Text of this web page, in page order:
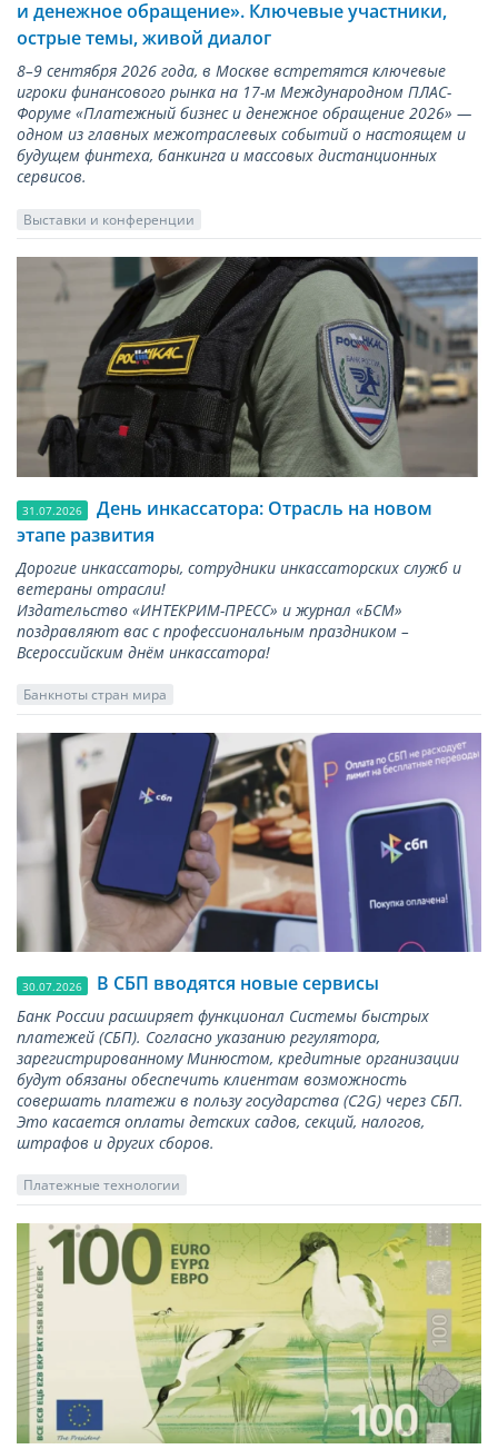
и денежное обращение». Ключевые участники,
острые темы, живой диалог
8–9 сентября 2026 года, в Москве встретятся ключевые
игроки финансового рынка на 17-м Международном ПЛАС-
Форуме «Платежный бизнес и денежное обращение 2026» —
одном из главных межотраслевых событий о настоящем и
будущем финтеха, банкинга и массовых дистанционных
сервисов.
Выставки и конференции
31.07.2026
День инкассатора: Отрасль на новом
этапе развития
Дорогие инкассаторы, сотрудники инкассаторских служб и
ветераны отрасли!
Издательство «ИНТЕКРИМ-ПРЕСС» и журнал «БСМ»
поздравляют вас с профессиональным праздником –
Всероссийским днём инкассатора!
Банкноты стран мира
30.07.2026 В СБП вводятся новые сервисы
Банк России расширяет функционал Системы быстрых
платежей (СБП). Согласно указанию регулятора,
зарегистрированному Минюстом, кредитные организации
будут обязаны обеспечить клиентам возможность
совершать платежи в пользу государства (С2G) через СБП.
Это касается оплаты детских садов, секций, налогов,
штрафов и других сборов.
Платежные технологии